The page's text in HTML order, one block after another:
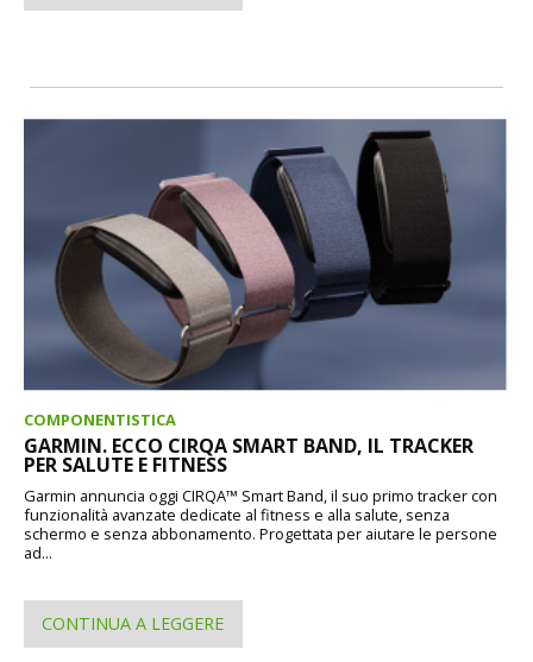
COMPONENTISTICA
GARMIN. ECCO CIRQA SMART BAND, IL TRACKER
PER SALUTE E FITNESS
Garmin annuncia oggi CIRQA™ Smart Band, il suo primo tracker con
funzionalità avanzate dedicate al fitness e alla salute, senza
schermo e senza abbonamento. Progettata per aiutare le persone
ad...
CONTINUA A LEGGERE